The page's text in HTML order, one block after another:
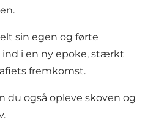
sin egen og førte
ind i en ny epoke, stærkt
fremkomst.
du også opleve skoven og
.